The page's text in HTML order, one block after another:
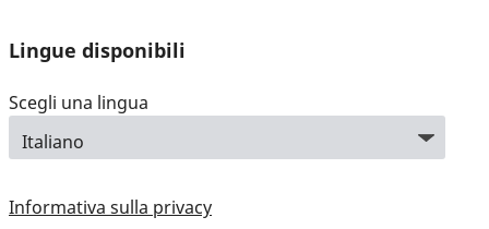
Lingue disponibili
Scegli una lingua
Informativa sulla privacy